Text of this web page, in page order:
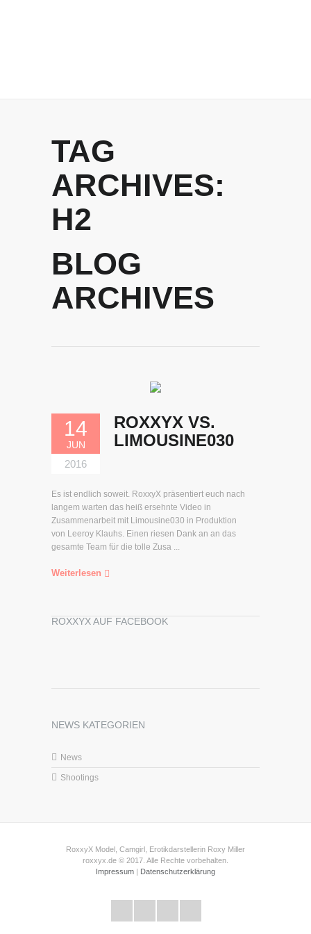
TAG
ARCHIVES:
H2
BLOG
ARCHIVES
14
JUN
2016
ROXXYX VS.
LIMOUSINE030
Es ist endlich soweit. RoxxyX präsentiert euch nach
langem warten das heiß ersehnte Video in
Zusammenarbeit mit Limousine030 in Produktion
von Leeroy Klauhs. Einen riesen Dank an an das
gesamte Team für die tolle Zusa ...
Weiterlesen
ROXXYX AUF FACEBOOK
NEWS KATEGORIEN
News
Shootings
RoxxyX Model, Camgirl, Erotikdarstellerin Roxy Miller
roxxyx.de © 2017. Alle Rechte vorbehalten.
Impressum | Datenschutzerklärung